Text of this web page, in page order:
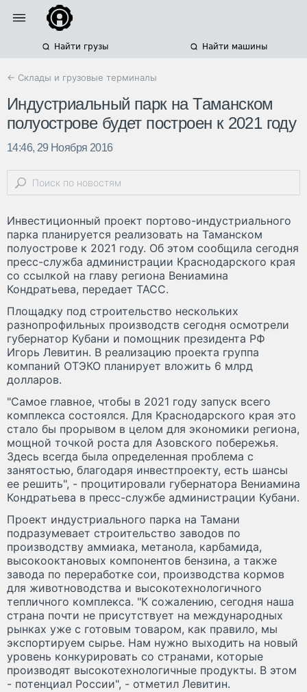
Найти грузы Найти машины
← Склады и грузовые терминалы
Индустриальный парк на Таманском
полуострове будет построен к 2021 году
14:46, 29 Ноября 2016
Инвестиционный проект портово-индустриального
парка планируется реализовать на Таманском
полуострове к 2021 году. Об этом сообщила сегодня
пресс-служба администрации Краснодарского края
со ссылкой на главу региона Вениамина
Кондратьева, передает ТАСС.
Площадку под строительство нескольких
разнопрофильных производств сегодня осмотрели
губернатор Кубани и помощник президента РФ
Игорь Левитин. В реализацию проекта группа
компаний ОТЭКО планирует вложить 6 млрд
долларов.
"Самое главное, чтобы в 2021 году запуск всего
комплекса состоялся. Для Краснодарского края это
стало бы прорывом в целом для экономики региона,
мощной точкой роста для Азовского побережья.
Здесь всегда была определенная проблема с
занятостью, благодаря инвестпроекту, есть шансы
ее решить", - процитировали губернатора Вениамина
Кондратьева в пресс-службе администрации Кубани.
Проект индустриального парка на Тамани
подразумевает строительство заводов по
производству аммиака, метанола, карбамида,
высокооктановых компонентов бензина, а также
завода по переработке сои, производства кормов
для животноводства и высокотехнологичного
тепличного комплекса. "К сожалению, сегодня наша
страна почти не присутствует на международных
рынках уже с готовым товаром, как правило, мы
экспортируем сырье. Нам нужно выходить на новый
уровень конкурировать со странами, которые
производят высокотехнологичные продукты. В этом
- потенциал России", - отметил Левитин.